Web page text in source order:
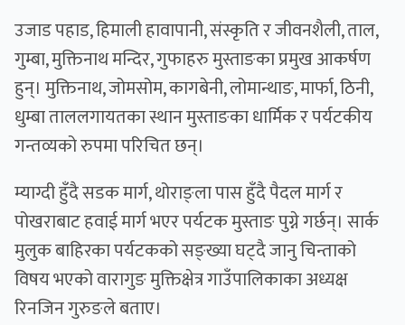
उजाड पहाड, हिमाली हावापानी, संस्कृति र जीवनशैली, ताल,
गुम्बा, मुक्तिनाथ मन्दिर, गुफाहरु मुस्ताङका प्रमुख आकर्षण
हुन्। मुक्तिनाथ, जोमसोम, कागबेनी, लोमान्थाङ, मार्फा, ठिनी,
धुम्बा ताललगायतका स्थान मुस्ताङका धार्मिक र पर्यटकीय
गन्तव्यको रुपमा परिचित छन्।
म्याग्दी हुँदै सडक मार्ग, थोराङ्ला पास हुँदै पैदल मार्ग र
पोखराबाट हवाई मार्ग भएर पर्यटक मुस्ताङ पुग्ने गर्छन्। सार्क
मुलुक बाहिरका पर्यटकको सङ्ख्या घट्दै जानु चिन्ताको
विषय भएको वारागुङ मुक्तिक्षेत्र गाउँपालिकाका अध्यक्ष
रिनजिन गुरुङले बताए।